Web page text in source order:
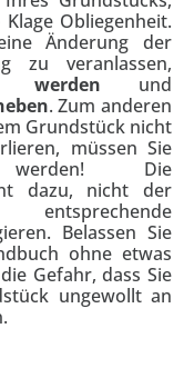
Obliegenheit.
Änderung der
zu veranlassen,
und
. Zum anderen
Grundstück nicht
müssen Sie
Die
dazu, nicht der
Belassen Sie
ohne etwas
Gefahr, dass Sie
ungewollt an